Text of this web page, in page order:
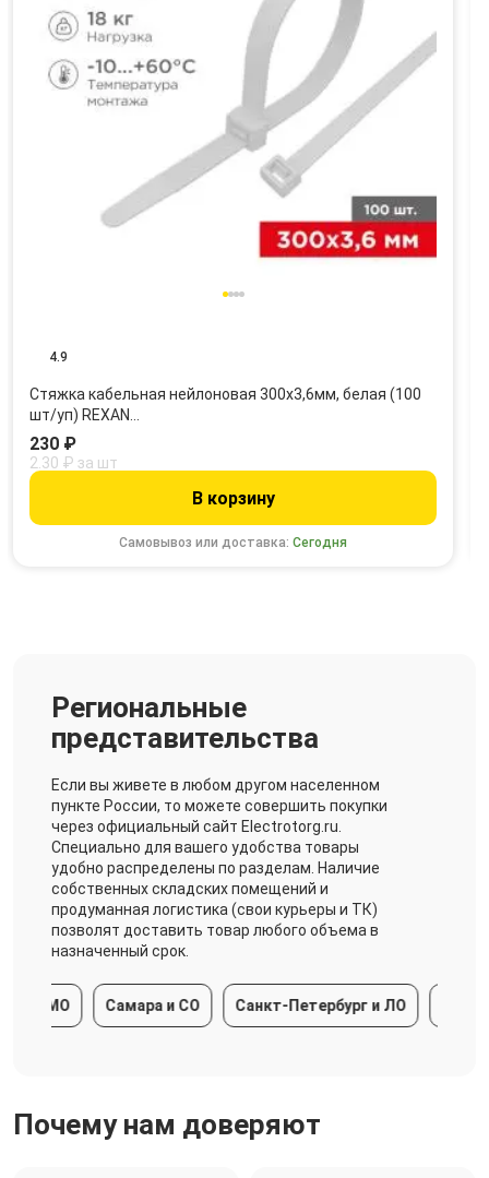
4.9
Стяжка кабельная нейлоновая 300x3,6мм, белая (100
шт/уп) REXAN…
Самовывоз или доставка:Сегодня
230 ₽
2.30 ₽ за шт
В корзину
Региональные
представительства
Если вы живете в любом другом населенном
пункте России, то можете совершить покупки
через официальный сайт Electrotorg.ru.
Специально для вашего удобства товары
удобно распределены по разделам. Наличие
собственных складских помещений и
продуманная логистика (свои курьеры и ТК)
позволят доставить товар любого объема в
назначенный срок.
Самара и СО Санкт-Петербург и ЛО
Почему нам доверяют